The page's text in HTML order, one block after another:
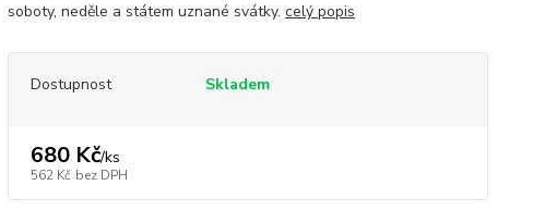
soboty, neděle a státem uznané svátky. celý popis
Dostupnost Skladem
680 Kč/ks
562 Kč bez DPH